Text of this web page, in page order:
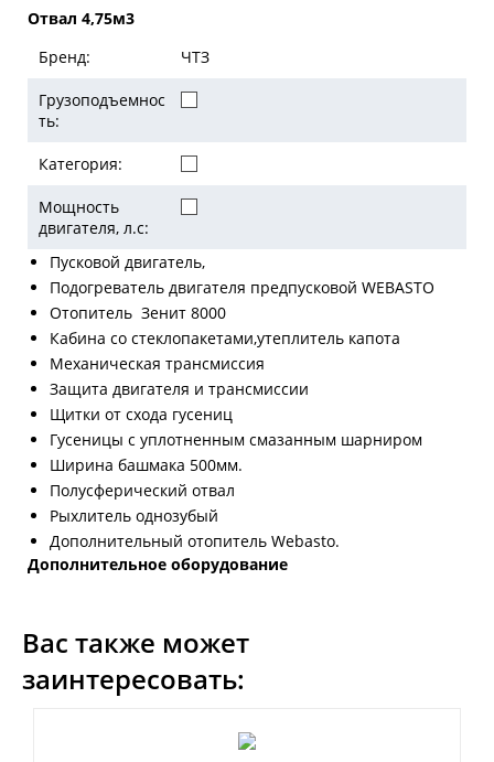
Отвал 4,75м3
Бренд:
ЧТЗ
Грузоподъемнос
ть:
Категория:
Мощность
двигателя, л.с:
Пусковой двигатель,
Подогреватель двигателя предпусковой WEBASTO
Отопитель Зенит 8000
Кабина со стеклопакетами,утеплитель капота
Механическая трансмиссия
Защита двигателя и трансмиссии
Щитки от схода гусениц
Гусеницы с уплотненным смазанным шарниром
Ширина башмака 500мм.
Полусферический отвал
Рыхлитель однозубый
Дополнительный отопитель Webasto.
Дополнительное оборудование
Вас также может
заинтересовать: